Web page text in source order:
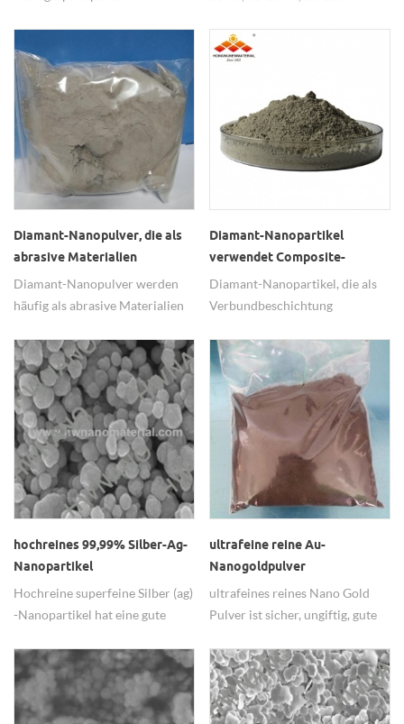
supraleitenden Materialien
verwendet.
Diamant-Nanopulver, die als
abrasive Materialien
verwendet werden
Diamant-Nanopulver werden
häufig als abrasive Materialien
Diamant-Nanopartikel
verwendet Composite-
Beschichtung
Diamant-Nanopartikel, die als
Verbundbeschichtung
hochreines 99,99% Silber-Ag-
Nanopartikel
Hochreine superfeine Silber (ag)
-Nanopartikel hat eine gute
ultrafeine reine Au-
Nanogoldpulver
ultrafeines reines Nano Gold
Pulver ist sicher, ungiftig, gute